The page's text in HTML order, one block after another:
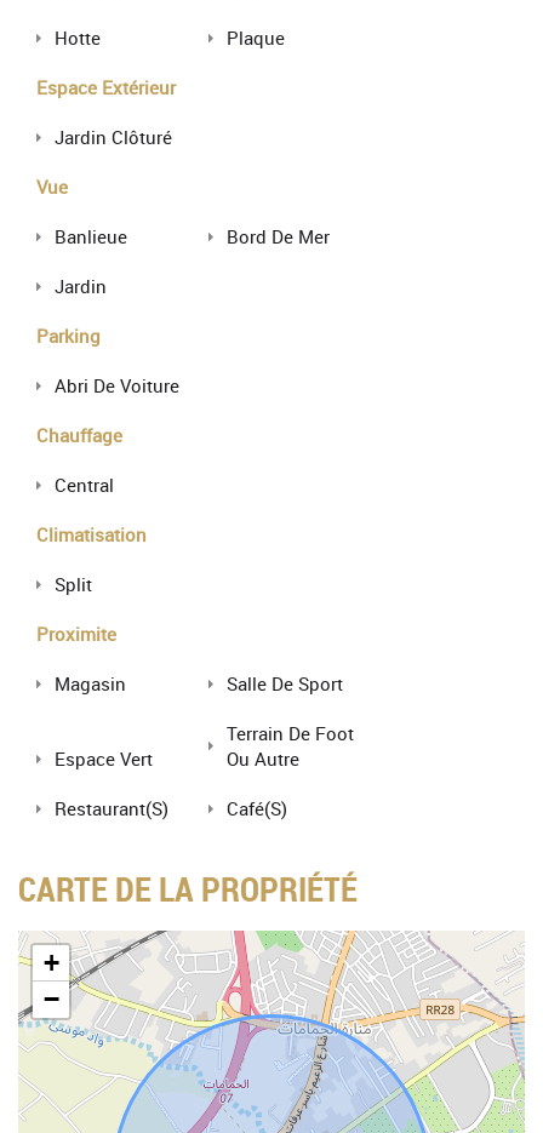
Hotte Plaque
Espace Extérieur
Jardin Clôturé
Vue
Banlieue Bord De Mer
Jardin
Parking
Abri De Voiture
Chauffage
Central
Climatisation
Split
Proximite
Magasin Salle De Sport
Espace Vert
Terrain De Foot
Ou Autre
Restaurant(s) Café(s)
CARTE DE LA PROPRIÉTÉ
+
−